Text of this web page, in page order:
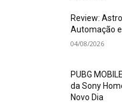
Review:
Automação
04/08/2026
PUBG
da Sony
Novo Dia